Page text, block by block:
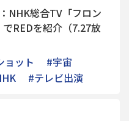
NHK総合TV「フロン
REDを紹介（7.27放
ョット
#宇宙
#テレビ出演